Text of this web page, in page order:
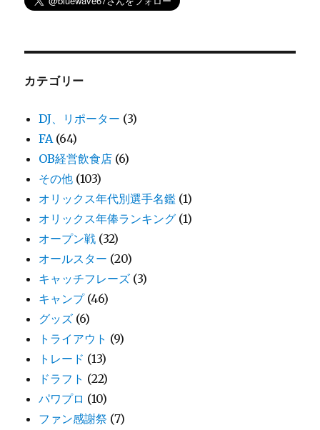
カテゴリー
DJ、リポーター (3)
FA (64)
OB経営飲食店 (6)
その他 (103)
オリックス年代別選手名鑑 (1)
オリックス年俸ランキング (1)
オープン戦 (32)
オールスター (20)
キャッチフレーズ (3)
キャンプ(46)
グッズ (6)
トライアウト (9)
トレード (13)
ドラフト (22)
パワプロ (10)
ファン感謝祭 (7)